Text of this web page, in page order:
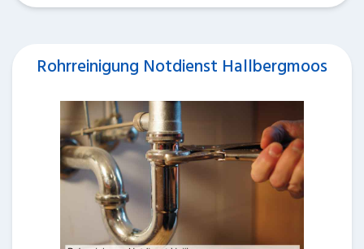
Rohrreinigung Notdienst Hallbergmoos